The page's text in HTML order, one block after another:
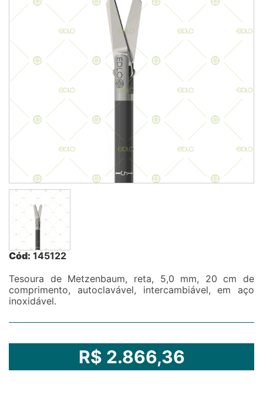
Cód: 145122
Tesoura de Metzenbaum, reta, 5,0 mm, 20 cm de
comprimento, autoclavável, intercambiável, em aço
inoxidável.
R$ 2.866,36